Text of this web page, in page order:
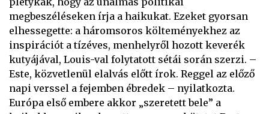
megbeszéléseken írja a haikukat. Ezeket gyorsan
elhessegette: a háromsoros költeményekhez az
inspirációt a tízéves, menhelyről hozott keverék
kutyájával, Louis-val folytatott sétái során szerzi. –
Este, közvetlenül elalvás előtt írok. Reggel az előző
napi verssel a fejemben ébredek – nyilatkozta.
Európa első embere akkor „szeretett bele” a